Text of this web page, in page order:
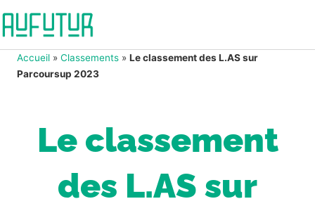
Accueil » Classements » Le classement des L.AS sur
Parcoursup 2023
Le classement
des L.AS sur